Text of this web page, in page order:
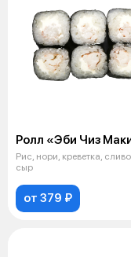
Ролл «Эби Чиз
Рис, нори, креветка,
сыр
от 379 ₽